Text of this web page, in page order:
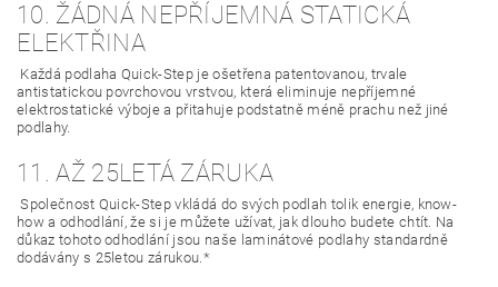
10. ŽÁDNÁ NEPŘÍJEMNÁ STATICKÁ
ELEKTŘINA
Každá podlaha Quick-Step je ošetřena patentovanou, trvale
antistatickou povrchovou vrstvou, která eliminuje nepříjemné
elektrostatické výboje a přitahuje podstatně méně prachu než jiné
podlahy.
11. AŽ 25LETÁ ZÁRUKA
Společnost Quick-Step vkládá do svých podlah tolik energie, know-
how a odhodlání, že si je můžete užívat, jak dlouho budete chtít. Na
důkaz tohoto odhodlání jsou naše laminátové podlahy standardně
dodávány s 25letou zárukou.*